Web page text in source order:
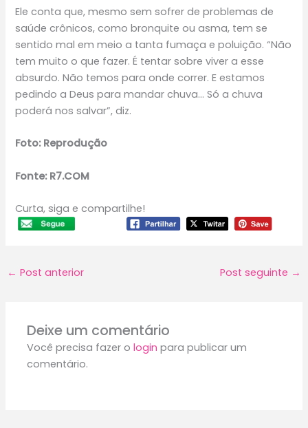
Ele conta que, mesmo sem sofrer de problemas de
saúde crônicos, como bronquite ou asma, tem se
sentido mal em meio a tanta fumaça e poluição. “Não
tem muito o que fazer. É tentar sobre viver a esse
absurdo. Não temos para onde correr. E estamos
pedindo a Deus para mandar chuva… Só a chuva
poderá nos salvar”, diz.
Foto: Reprodução
Fonte: R7.COM
Curta, siga e compartilhe!
← Post anterior Post seguinte →
Deixe um comentário
Você precisa fazer ologin para publicar um
comentário.